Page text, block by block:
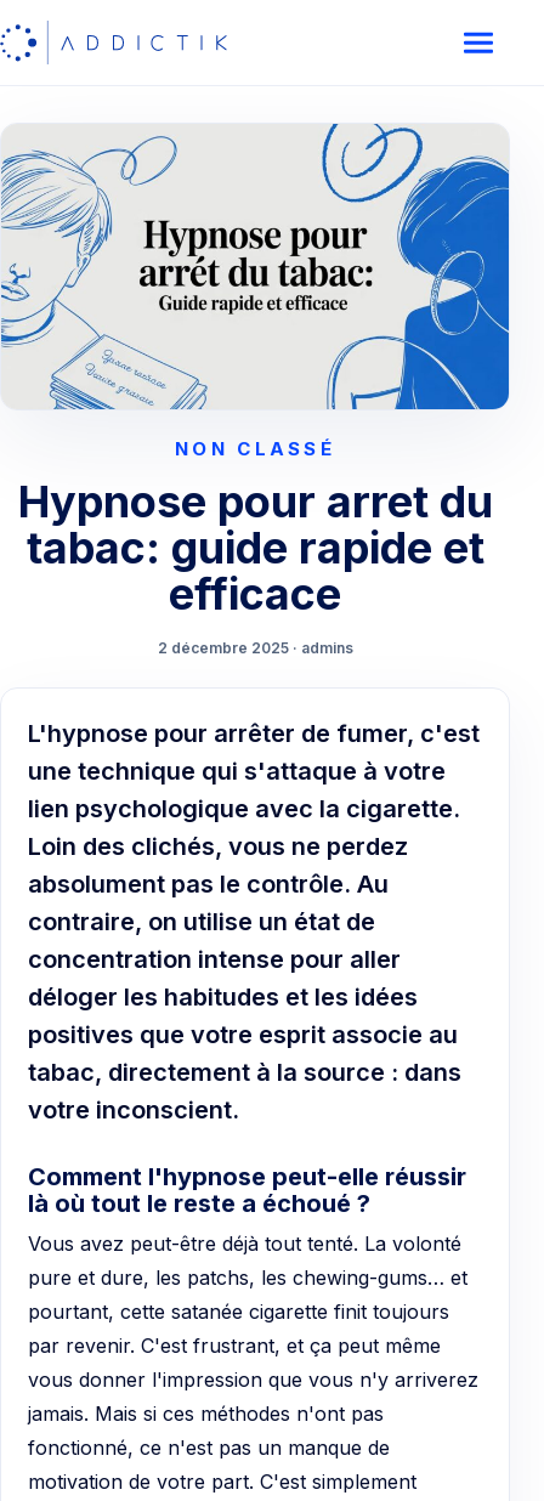
NON CLASSÉ
Hypnose pour arret du
tabac: guide rapide et
efficace
2 décembre 2025 · admins
L'hypnose pour arrêter de fumer, c'est
une technique qui s'attaque à votre
lien psychologique avec la cigarette.
Loin des clichés, vous ne perdez
absolument pas le contrôle. Au
contraire, on utilise un état de
concentration intense pour aller
déloger les habitudes et les idées
positives que votre esprit associe au
tabac, directement à la source : dans
votre inconscient.
Comment l'hypnose peut-elle réussir
là où tout le reste a échoué ?
Vous avez peut-être déjà tout tenté. La volonté
pure et dure, les patchs, les chewing-gums… et
pourtant, cette satanée cigarette finit toujours
par revenir. C'est frustrant, et ça peut même
vous donner l'impression que vous n'y arriverez
jamais. Mais si ces méthodes n'ont pas
fonctionné, ce n'est pas un manque de
motivation de votre part. C'est simplement